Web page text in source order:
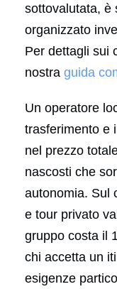
sottovalutata, è
organizzato
Per dettagli sui
nostra guida
Un operatore
trasferimento e
nel prezzo
nascosti che
autonomia. Sul
e tour privato
gruppo costa il
chi accetta un
esigenze